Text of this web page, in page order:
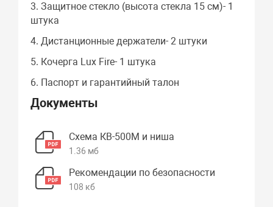
3. Защитное стекло (высота стекла 15 см)- 1
штука
4. Дистанционные держатели- 2 штуки
5. Кочерга Lux Fire- 1 штука
6. Паспорт и гарантийный талон
Документы
Схема КВ-500М и ниша
1.36 мб
Рекомендации по безопасности
108 кб